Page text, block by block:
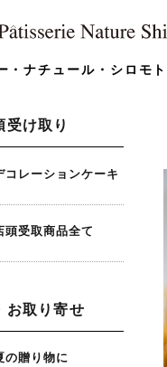
・ナチュール・シロモ
受け取り
コレーションケーキ
頭受取商品全て
お取り寄せ
の贈り物に